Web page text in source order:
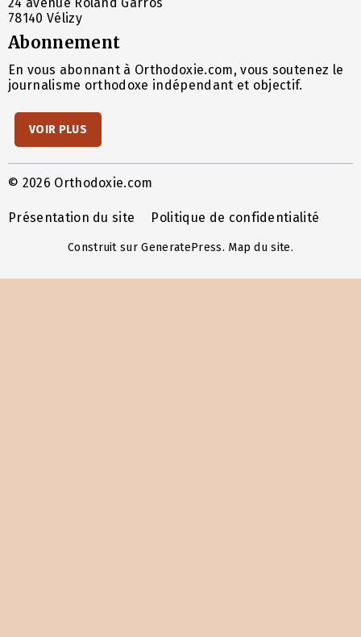
78140 Vélizy
Abonnement
En vous abonnant à Orthodoxie.com, vous soutenez le
journalisme orthodoxe indépendant et objectif.
VOIR PLUS
© 2026 Orthodoxie.com
Présentation du site Politique de confidentialité
Construit surGeneratePress. Map du site.